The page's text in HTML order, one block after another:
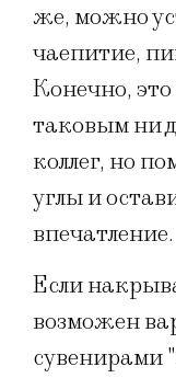
же, можно
чаепитие,
Конечно,
таковым ни
коллег, но
углы и
впечатление.
Если
возможен
сувенирами